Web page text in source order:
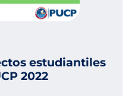
estudiantiles
2022